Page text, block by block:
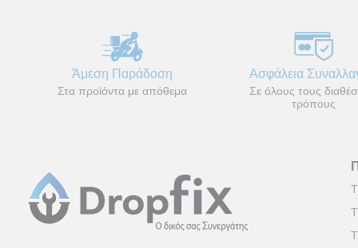
Άμεση Παράδοση
Στα προϊόντα με απόθεμα
Ασφάλεια
Σε όλους τους
τρόπους